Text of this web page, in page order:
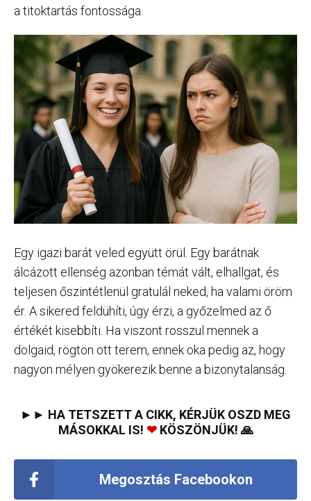
a titoktartás fontossága.
Egy igazi barát veled együtt örül. Egy barátnak
álcázott ellenség azonban témát vált, elhallgat, és
teljesen őszintétlenül gratulál neked, ha valami öröm
ér. A sikered feldühíti, úgy érzi, a győzelmed az ő
értékét kisebbíti. Ha viszont rosszul mennek a
dolgaid, rögtön ott terem, ennek oka pedig az, hogy
nagyon mélyen gyökerezik benne a bizonytalanság.
►► HA TETSZETT A CIKK, KÉRJÜK OSZD MEG
MÁSOKKAL IS! ❤KÖSZÖNJÜK! 🙏
Megosztás Facebookon